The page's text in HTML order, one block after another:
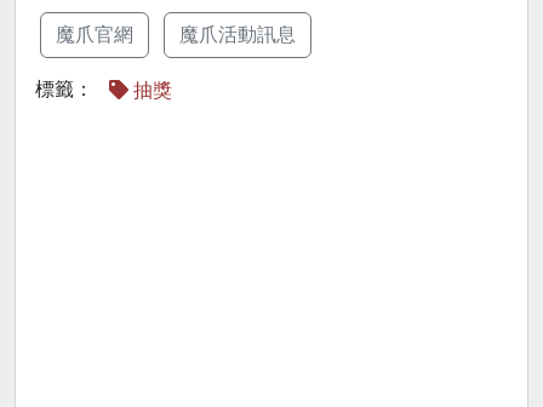
魔爪官網 魔爪活動訊息
標籤： 抽獎